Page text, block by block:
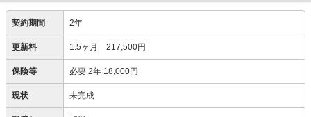
契約期間 2年
更新料 1.5ヶ月 217,500円
保険等 必要 2年 18,000円
現状 未完成